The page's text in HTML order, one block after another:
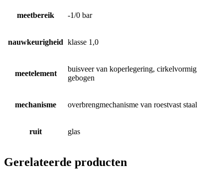
meetbereik -1/0 bar
nauwkeurigheid klasse 1,0
meetelement
buisveer van koperlegering, cirkelvormig
gebogen
mechanisme overbrengmechanisme van roestvast staal
ruit glas
Gerelateerde producten